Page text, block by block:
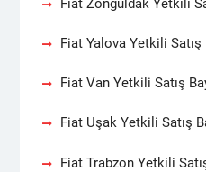
Fiat Zonguldak Yetkili
Fiat Yalova Yetkili Satış
Fiat Van Yetkili Satış
Fiat Uşak Yetkili Satış
Fiat Trabzon Yetkili